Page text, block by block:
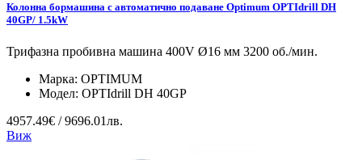
Колонна бормашина с автоматично подаване Optimum OPTIdrill DH
40GP/ 1.5kW
Трифазна пробивна машина 400V Ø16 мм 3200 об./мин.
Марка: OPTIMUM
Модел: OPTIdrill DH 40GP
4957.49€ / 9696.01лв.
Виж